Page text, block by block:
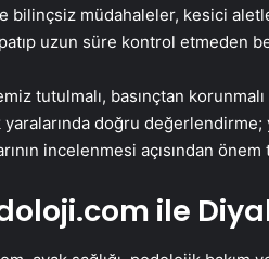
bilinçsiz müdahaleler, kesici
uzun süre kontrol etmeden
tutulmalı, basınçtan
yaralarında doğru
incelenmesi açısından önem
ile